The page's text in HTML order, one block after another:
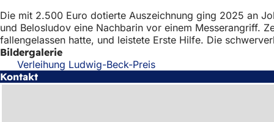
Die mit 2.500 Euro dotierte Auszeichnung ging 2025 an
und Belosludov eine Nachbarin vor einem Messerangriff.
fallengelassen hatte, und leistete Erste Hilfe. Die
Bildergalerie
Verleihung Ludwig-Beck-Preis
Kontakt